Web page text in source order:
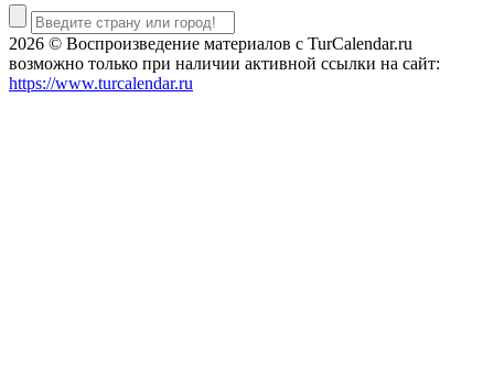
2026 © Воспроизведение материалов c TurCalendar.ru
возможно только при наличии активной ссылки на сайт:
https://www.turcalendar.ru